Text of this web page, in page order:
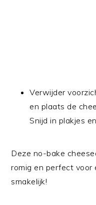
Verwijder
en plaats de
Snijd in plakjes
Deze no-bake
romig en perfect voor
smakelijk!